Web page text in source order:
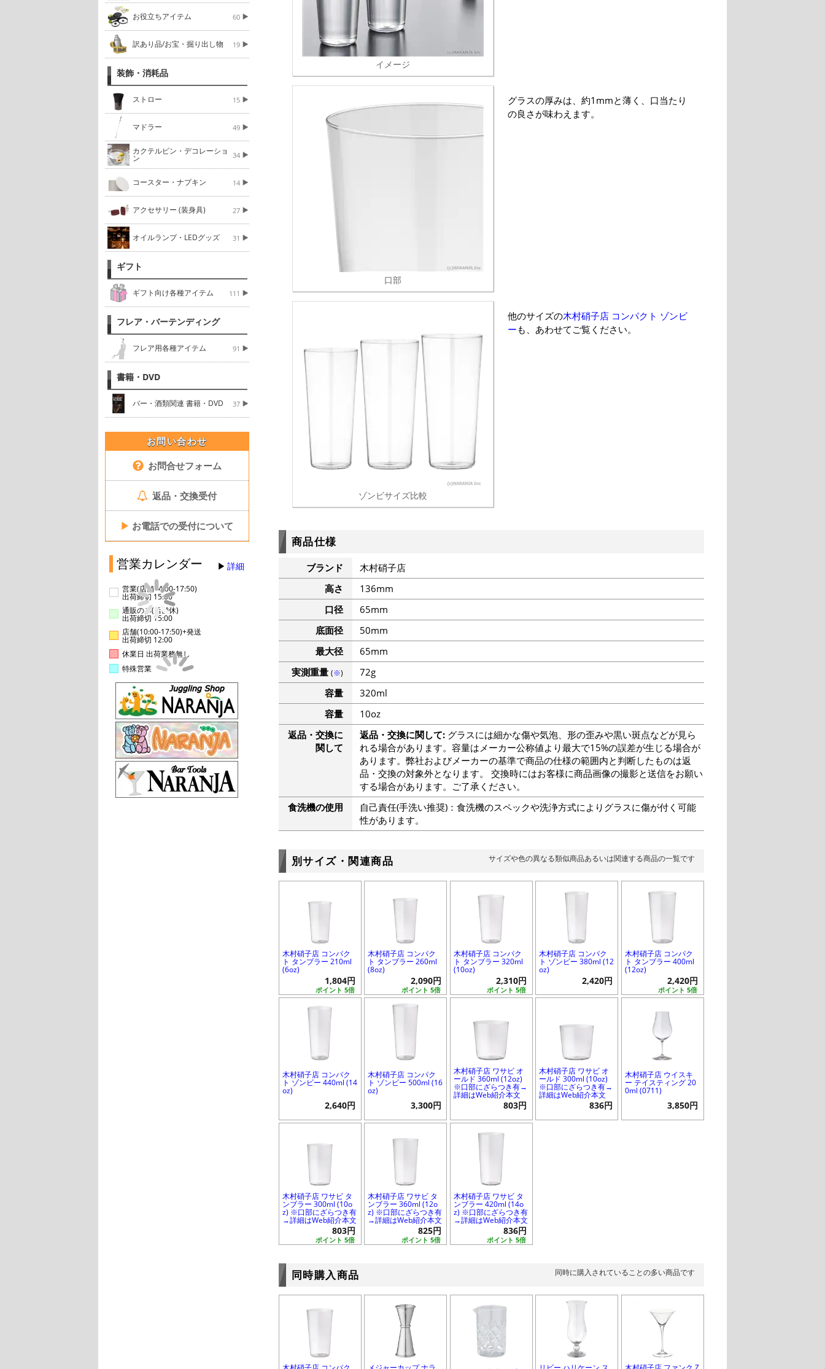
お役立ちアイテム 60
訳あり品/お宝・掘り出し物 19
装飾・消耗品
ストロー 15
マドラー 49
カクテルピン・デコレーショ
ン 34
コースター・ナプキン 14
アクセサリー (装身具) 27
オイルランプ・LEDグッズ 31
ギフト
ギフト向け各種アイテム 111
フレア・バーテンディング
フレア用各種アイテム 91
書籍・DVD
バー・酒類関連 書籍・DVD 37
お問い合わせ
お問合せフォーム
返品・交換受付
▶ お電話での受付について
営業カレンダー 詳細
営業(店舗14:00-17:50)
出荷締切 15:00
通販のみ(店舗休)
出荷締切 15:00
店舗(10:00-17:50)+発送
出荷締切 12:00
休業日 出荷業務無し
特殊営業
イメージ
口部
グラスの厚みは、約1mmと薄く、口当たり
の良さが味わえます。
ゾンビサイズ比較
他のサイズの木村硝子店 コンパクト ゾンビ
ーも、あわせてご覧ください。
商品仕様
ブランド
木村硝子店
高さ
136mm
口径
65mm
底面径
50mm
最大径
65mm
実測重量 (※)
72g
容量
320ml
容量
10oz
返品・交換に
関して
返品・交換に関して:グラスには細かな傷や気泡、形の歪みや黒い斑点などが見ら
れる場合があります。容量はメーカー公称値より最大で15%の誤差が生じる場合が
あります。弊社およびメーカーの基準で商品の仕様の範囲内と判断したものは返
品・交換の対象外となります。 交換時にはお客様に商品画像の撮影と送信をお願い
する場合があります。ご了承ください。
食洗機の使用
自己責任(手洗い推奨)：食洗機のスペックや洗浄方式によりグラスに傷が付く可能
性があります。
別サイズ・関連商品 サイズや色の異なる類似商品あるいは関連する商品の一覧です
木村硝子店 コンパク
ト タンブラー 210ml
(6oz)
ポイント 5倍
1,804円
木村硝子店 コンパク
ト タンブラー 260ml
(8oz)
ポイント 5倍
2,090円
木村硝子店 コンパク
ト タンブラー 320ml
(10oz)
ポイント 5倍
2,310円
木村硝子店 コンパク
ト ゾンビー 380ml (12
oz)
2,420円
木村硝子店 コンパク
ト タンブラー 400ml
(12oz)
ポイント 5倍
2,420円
木村硝子店 コンパク
ト ゾンビー 440ml (14
oz)
2,640円
木村硝子店 コンパク
ト ゾンビー 500ml (16
oz)
3,300円
木村硝子店 ワサビ オ
ールド 360ml (12oz)
※口部にざらつき有→
詳細はWeb紹介本文
803円
木村硝子店 ワサビ オ
ールド 300ml (10oz)
※口部にざらつき有→
詳細はWeb紹介本文
836円
木村硝子店 ウイスキ
ー テイスティング 20
0ml (0711)
3,850円
木村硝子店 ワサビ タ
ンブラー 300ml (10o
z) ※口部にざらつき有
→詳細はWeb紹介本文
ポイント 5倍
803円
木村硝子店 ワサビ タ
ンブラー 360ml (12o
z) ※口部にざらつき有
→詳細はWeb紹介本文
ポイント 5倍
825円
木村硝子店 ワサビ タ
ンブラー 420ml (14o
z) ※口部にざらつき有
→詳細はWeb紹介本文
ポイント 5倍
836円
同時購入商品 同時に購入されていることの多い商品です